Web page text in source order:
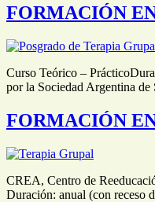
FORMACIÓN
Curso Teórico –
por la Sociedad Argentina
FORMACIÓN
CREA, Centro de
Duración: anual (con receso